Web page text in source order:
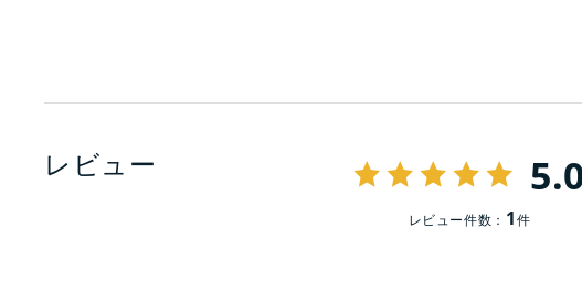
レビュー
レビュー件数： 1件